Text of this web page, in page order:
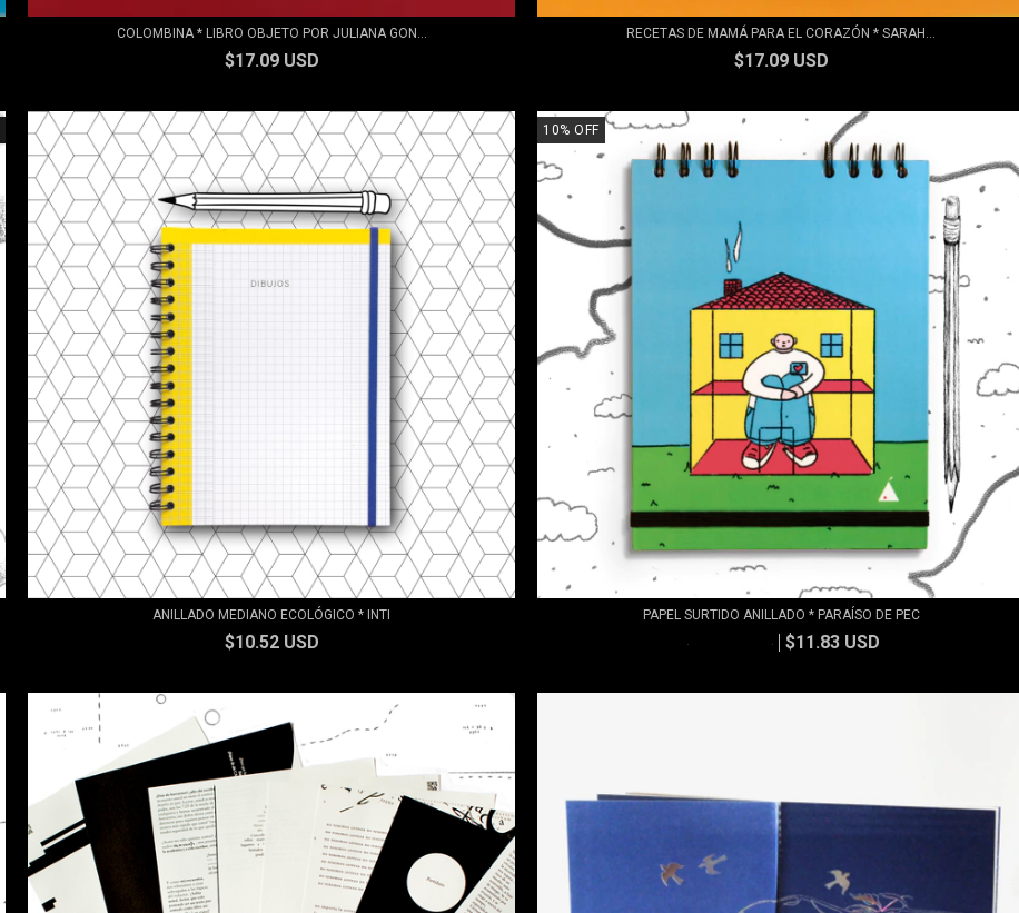
COLOMBINA * LIBRO OBJETO POR JULIANA GON...
$17.09 USD
RECETAS DE MAMÁ PARA EL CORAZÓN * SARAH...
$17.09 USD
ANILLADO MEDIANO ECOLÓGICO * INTI
$10.52 USD
10% OFF
PAPEL SURTIDO ANILLADO * PARAÍSO DE PEC
$13.15 USD $11.83 USD